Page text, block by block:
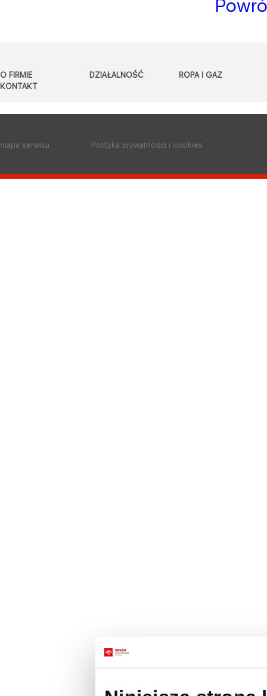
O FIRMIE DZIAŁALNOŚĆ
ROPA I GAZ
KONTAKT
mapa serwisu Polityka prywatności i cookies